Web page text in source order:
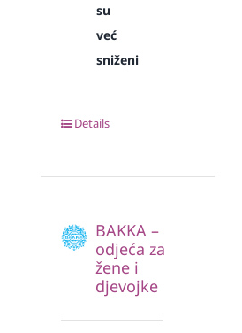
su
već
sniženi
Details
BAKKA –
odjeća za
žene i
djevojke